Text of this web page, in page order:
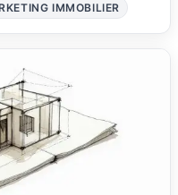
IMMOBILIER